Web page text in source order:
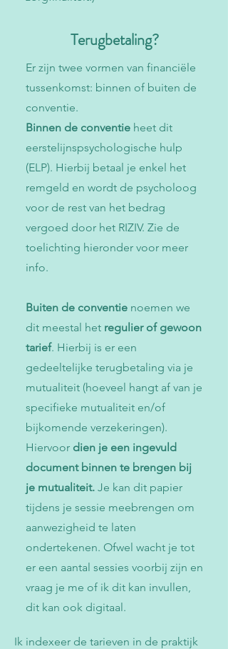
Terugbetaling?
Er zijn twee vormen van financiële
tussenkomst: binnen of buiten de
conventie.
Binnen de conventie heet dit
eerstelijnspsychologische hulp
(ELP). Hierbij betaal je enkel het
remgeld en wordt de psycholoog
voor de rest van het bedrag
vergoed door het RIZIV. Zie de
toelichting hieronder voor meer
info.
Buiten de conventie noemen we
dit meestal het regulier of gewoon
tarief. Hierbij is er een
gedeeltelijke terugbetaling via je
mutualiteit (hoeveel hangt af van je
specifieke mutualiteit en/of
bijkomende verzekeringen).
Hiervoor dien je een ingevuld
document binnen te brengen bij
je mutualiteit. Je kan dit papier
tijdens je sessie meebrengen om
aanwezigheid te laten
ondertekenen. Ofwel wacht je tot
er een aantal sessies voorbij zijn en
vraag je me of ik dit kan invullen,
dit kan ook digitaal.
Ik indexeer de tarieven in de praktijk